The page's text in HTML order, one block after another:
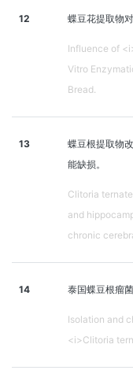
12 蝶豆花提取物
Influence of
Vitro
Bread.
13
蝶豆根提取物
能缺损。
Clitoria
and
chronic
14 泰国蝶豆根瘤
Isolation and
<i>Clitoria